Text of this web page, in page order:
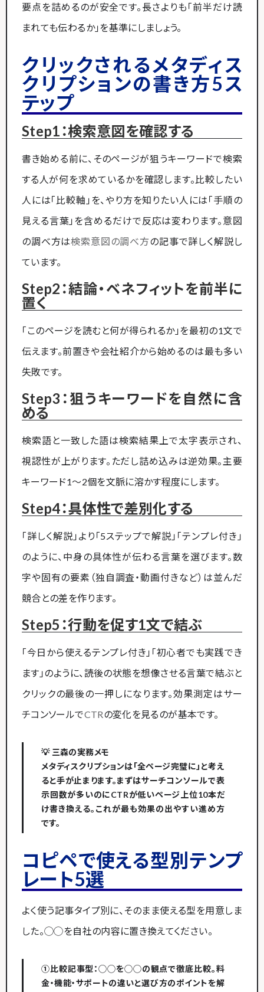
要点を詰めるのが安全です。長さよりも「前半だけ読
まれても伝わるか」を基準にしましょう。
クリックされるメタディス
クリプションの書き方5ス
テップ
Step1：検索意図を確認する
書き始める前に、そのページが狙うキーワードで検索
する人が何を求めているかを確認します。比較したい
人には「比較軸」を、やり方を知りたい人には「手順の
見える言葉」を含めるだけで反応は変わります。意図
の調べ方は検索意図の調べ方の記事で詳しく解説し
ています。
Step2：結論・ベネフィットを前半に
置く
「このページを読むと何が得られるか」を最初の1文で
伝えます。前置きや会社紹介から始めるのは最も多い
失敗です。
Step3：狙うキーワードを自然に含
める
検索語と一致した語は検索結果上で太字表示され、
視認性が上がります。ただし詰め込みは逆効果。主要
キーワード1～2個を文脈に溶かす程度にします。
Step4：具体性で差別化する
「詳しく解説」より「5ステップで解説」「テンプレ付き」
のように、中身の具体性が伝わる言葉を選びます。数
字や固有の要素（独自調査・動画付きなど）は並んだ
競合との差を作ります。
Step5：行動を促す1文で結ぶ
「今日から使えるテンプレ付き」「初心者でも実践でき
ます」のように、読後の状態を想像させる言葉で結ぶと
クリックの最後の一押しになります。効果測定はサー
チコンソールでCTRの変化を見るのが基本です。
💡 三森の実務メモ
メタディスクリプションは「全ページ完璧に」と考え
ると手が止まります。まずはサーチコンソールで表
示回数が多いのにCTRが低いページ上位10本だ
け書き換える。これが最も効果の出やすい進め方
です。
コピペで使える型別テンプ
レート5選
よく使う記事タイプ別に、そのまま使える型を用意しま
した。◯◯を自社の内容に置き換えてください。
①比較記事型：◯◯を◯◯の観点で徹底比較。料
金・機能・サポートの違いと選び方のポイントを解